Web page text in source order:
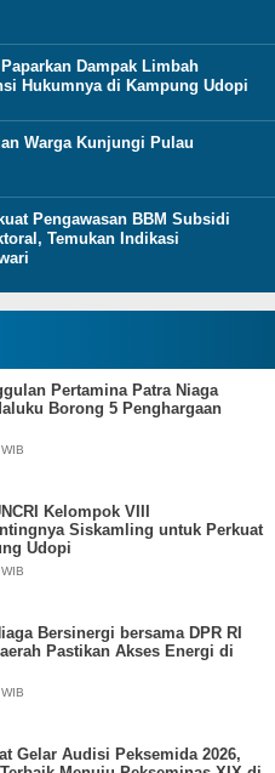
Dampak Limbah
Hukumnya di Kampung Udopi
Warga Kunjungi Pulau
Pengawasan BBM Subsidi
Temukan Indikasi
Pertamina Patra Niaga
Borong 5 Penghargaan
Kelompok VIII
Siskamling untuk Perkuat
Udopi
Bersinergi bersama DPR RI
Pastikan Akses Energi di
Gelar Audisi Peksemida 2026,